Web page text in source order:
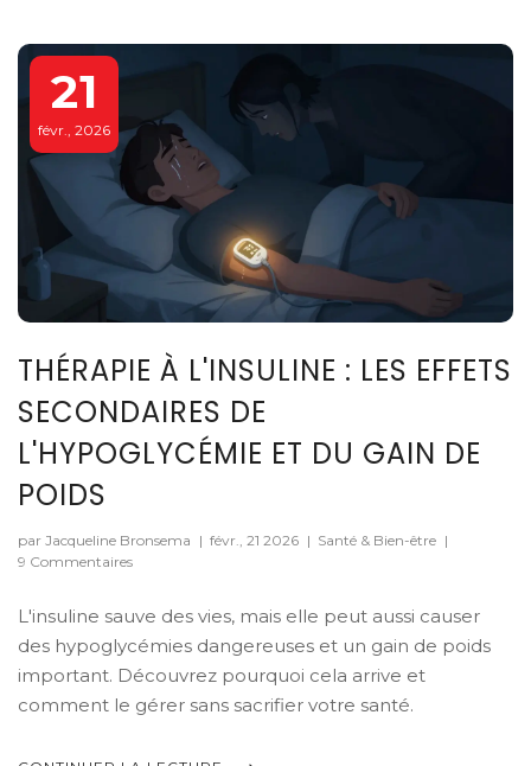
21
févr., 2026
THÉRAPIE À L'INSULINE : LES EFFETS
SECONDAIRES DE
L'HYPOGLYCÉMIE ET DU GAIN DE
POIDS
par Jacqueline Bronsema | févr., 21 2026 | Santé & Bien-être |
9 Commentaires
L'insuline sauve des vies, mais elle peut aussi causer
des hypoglycémies dangereuses et un gain de poids
important. Découvrez pourquoi cela arrive et
comment le gérer sans sacrifier votre santé.